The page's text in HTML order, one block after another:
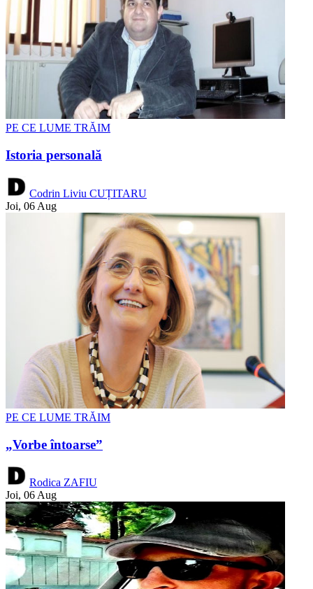
PE CE LUME TRĂIM
Istoria personală
Codrin Liviu CUȚITARU
Joi, 06 Aug
PE CE LUME TRĂIM
„Vorbe întoarse”
Rodica ZAFIU
Joi, 06 Aug